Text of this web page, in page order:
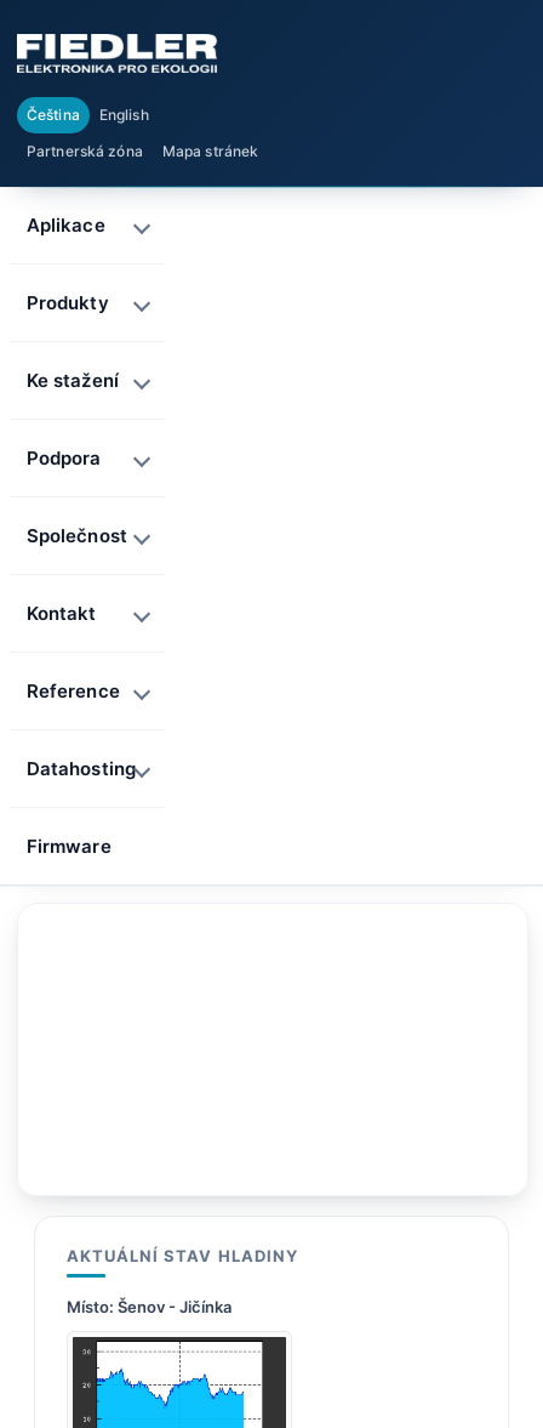
Čeština
English
Partnerská zóna
Mapa stránek
AKTUÁLNÍ STAV HLADINY
Místo: Šenov - Jičínka
Aplikace
Produkty
Ke stažení
Podpora
Společnost
Kontakt
Reference
Datahosting
Firmware